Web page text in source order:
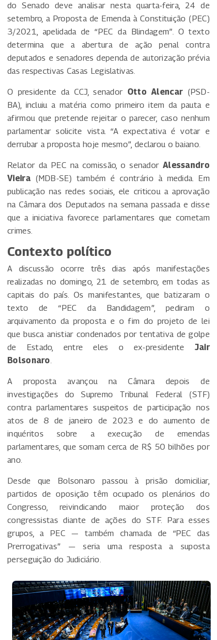
do Senado deve analisar nesta quarta-feira, 24 de
setembro, a Proposta de Emenda à Constituição (PEC)
3/2021, apelidada de “PEC da Blindagem”. O texto
determina que a abertura de ação penal contra
deputados e senadores dependa de autorização prévia
das respectivas Casas Legislativas.
O presidente da CCJ, senador Otto Alencar(PSD-
BA), incluiu a matéria como primeiro item da pauta e
afirmou que pretende rejeitar o parecer, caso nenhum
parlamentar solicite vista. “A expectativa é votar e
derrubar a proposta hoje mesmo”, declarou o baiano.
Relator da PEC na comissão, o senador Alessandro
Vieira(MDB-SE) também é contrário à medida. Em
publicação nas redes sociais, ele criticou a aprovação
na Câmara dos Deputados na semana passada e disse
que a iniciativa favorece parlamentares que cometam
crimes.
Contexto político
A discussão ocorre três dias após manifestações
realizadas no domingo, 21 de setembro, em todas as
capitais do país. Os manifestantes, que batizaram o
texto de “PEC da Bandidagem”, pediram o
arquivamento da proposta e o fim do projeto de lei
que busca anistiar condenados por tentativa de golpe
de Estado, entre eles o ex-presidente Jair
Bolsonaro.
A proposta avançou na Câmara depois de
investigações do Supremo Tribunal Federal (STF)
contra parlamentares suspeitos de participação nos
atos de 8 de janeiro de 2023 e do aumento de
inquéritos sobre a execução de emendas
parlamentares, que somam cerca de R$ 50 bilhões por
ano.
Desde que Bolsonaro passou à prisão domiciliar,
partidos de oposição têm ocupado os plenários do
Congresso, reivindicando maior proteção dos
congressistas diante de ações do STF. Para esses
grupos, a PEC — também chamada de “PEC das
Prerrogativas” — seria uma resposta a suposta
perseguição do Judiciário.